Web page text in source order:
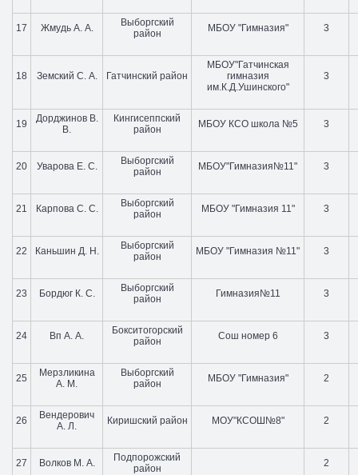
17 Жмудь А. А.
Выборгский
район
МБОУ "Гимназия" 3
18 Земский С. А. Гатчинский район
МБОУ"Гатчинская
гимназия
им.К.Д.Ушинского"
3
19
Дорджинов В.
В.
Кингисеппский
район
МБОУ КСО школа №5 3
20 Уварова Е. С.
Выборгский
район
МБОУ"Гимназия№11" 3
21 Карпова С. С.
Выборгский
район
МБОУ "Гимназия 11" 3
22 Каньшин Д. Н.
Выборгский
район
МБОУ "Гимназия №11" 3
23 Бордюг К. С.
Выборгский
район
Гимназия№11 3
24 Вп А. А.
Бокситогорский
район
Сош номер 6 3
25
Мерзликина
А. М.
Выборгский
район
МБОУ "Гимназия" 2
26
Вендерович
А. Л.
Киришский район МОУ"КСОШ№8" 2
27 Волков М. А.
Подпорожский
район
2